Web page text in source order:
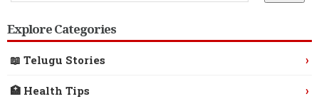
Explore Categories
📖 Telugu Stories ›
🏥 Health Tips ›